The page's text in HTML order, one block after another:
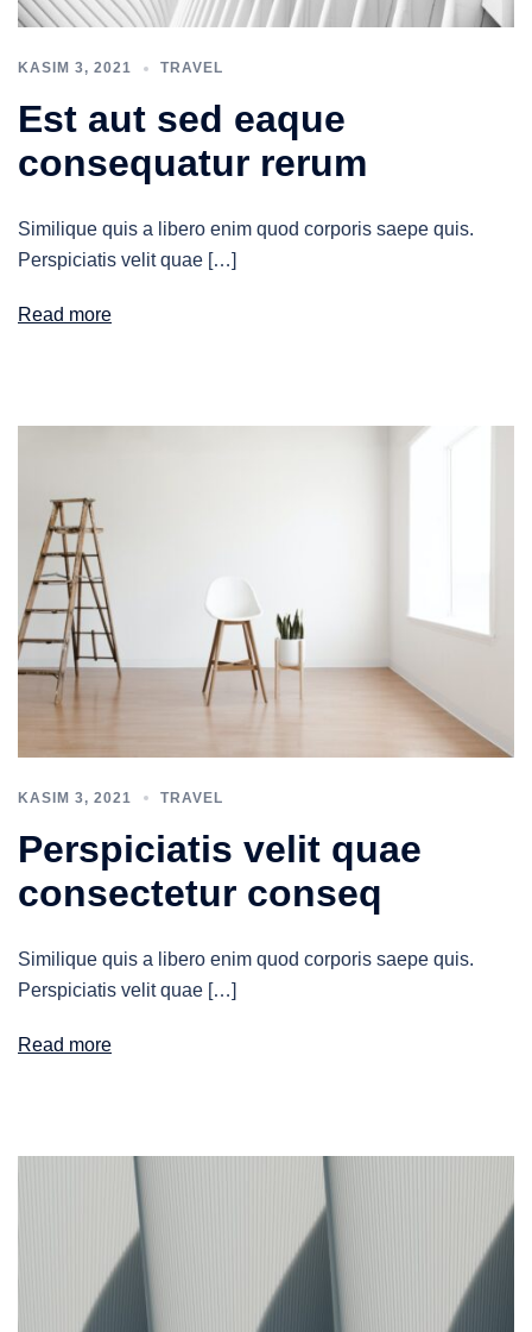
KASIM 3, 2021 TRAVEL
Est aut sed eaque
consequatur rerum
Similique quis a libero enim quod corporis saepe quis.
Perspiciatis velit quae […]
Read more
KASIM 3, 2021 TRAVEL
Perspiciatis velit quae
consectetur conseq
Similique quis a libero enim quod corporis saepe quis.
Perspiciatis velit quae […]
Read more